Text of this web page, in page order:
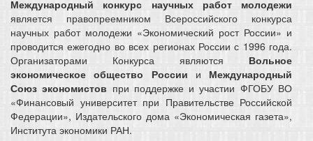
Международный конкурс научных работ молодежи
является правопреемником Всероссийского конкурса
научных работ молодежи «Экономический рост России» и
проводится ежегодно во всех регионах России с 1996 года.
Организаторами Конкурса являются Вольное
экономическое общество России и Международный
Союз экономистов при поддержке и участии ФГОБУ ВО
«Финансовый университет при Правительстве Российской
Федерации», Издательского дома «Экономическая газета»,
Института экономики РАН.